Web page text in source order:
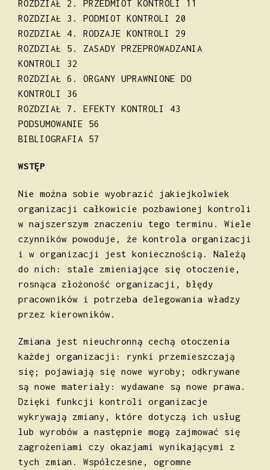
ROZDZIAŁ 2. PRZEDMIOT KONTROLI 11
ROZDZIAŁ 3. PODMIOT KONTROLI 20
ROZDZIAŁ 4. RODZAJE KONTROLI 29
ROZDZIAŁ 5. ZASADY PRZEPROWADZANIA
KONTROLI 32
ROZDZIAŁ 6. ORGANY UPRAWNIONE DO
KONTROLI 36
ROZDZIAŁ 7. EFEKTY KONTROLI 43
PODSUMOWANIE 56
BIBLIOGRAFIA 57
WSTĘP
Nie można sobie wyobrazić jakiejkolwiek
organizacji całkowicie pozbawionej kontroli
w najszerszym znaczeniu tego terminu. Wiele
czynników powoduje, że kontrola organizacji
i w organizacji jest koniecznością. Należą
do nich: stale zmieniające się otoczenie,
rosnąca złożoność organizacji, błędy
pracowników i potrzeba delegowania władzy
przez kierowników.
Zmiana jest nieuchronną cechą otoczenia
każdej organizacji: rynki przemieszczają
się; pojawiają się nowe wyroby; odkrywane
są nowe materiały: wydawane są nowe prawa.
Dzięki funkcji kontroli organizacje
wykrywają zmiany, które dotyczą ich usług
lub wyrobów a następnie mogą zajmować się
zagrożeniami czy okazjami wynikającymi z
tych zmian. Współczesne, ogromne